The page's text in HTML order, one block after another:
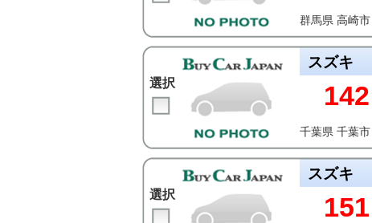
群馬県 高崎市
選択
スズキ
142
千葉県 千葉市
選択
スズキ
151